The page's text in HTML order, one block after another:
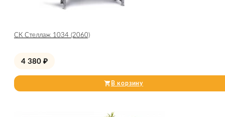
СК Стеллаж 1034 (2060)
4 380 ₽
В корзину